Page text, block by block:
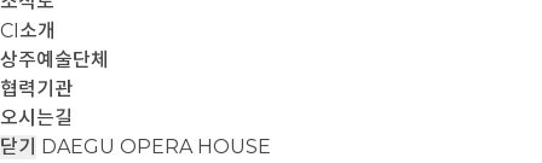
CI소개
상주예술단체
협력기관
오시는길
닫기 DAEGU OPERA HOUSE